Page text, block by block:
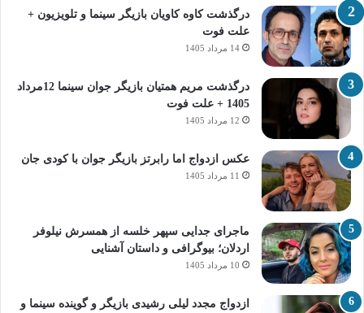
درگذشت کاوه کاویان بازیگر سینما و تلویزیون +
علت فوت
14 مرداد 1405
درگذشت مریم همتیان بازیگر جوان سینما 12مرداد
1405 + علت فوت
12 مرداد 1405
عکس ازدواج اما رابرتز بازیگر جوان با کودی جان
11 مرداد 1405
ماجرای جدایی سپهر خلسه از همسرش نیلوفر
اردلان؛ بیوگرافی و داستان آشنایی
10 مرداد 1405
ازدواج مجدد لیلی رشیدی بازیگر و گوینده سینما و